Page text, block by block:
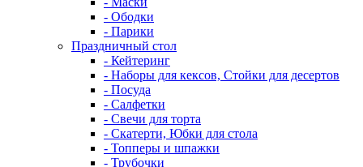
- Ободки
- Парики
Праздничный стол
- Кейтеринг
- Наборы для кексов, Стойки для десертов
- Посуда
- Салфетки
- Свечи для торта
- Скатерти, Юбки для стола
- Топперы и шпажки
- Трубочки